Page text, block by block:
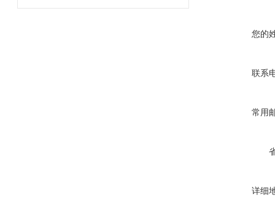
您的
联系
常用
详细